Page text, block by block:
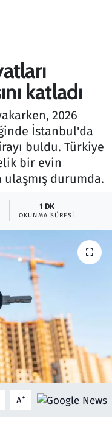
katladı
2026
İstanbul'da
buldu. Türkiye
bir evin
durumda.
1 DK
OKUNMA SÜRESI
A+